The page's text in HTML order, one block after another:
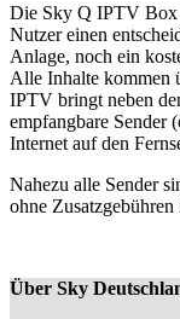
Die Sky Q IPTV Box
Nutzer einen
Anlage, noch ein
Alle Inhalte kommen
IPTV bringt neben
empfangbare Sender
Internet auf den
Nahezu alle Sender
ohne
Über Sky